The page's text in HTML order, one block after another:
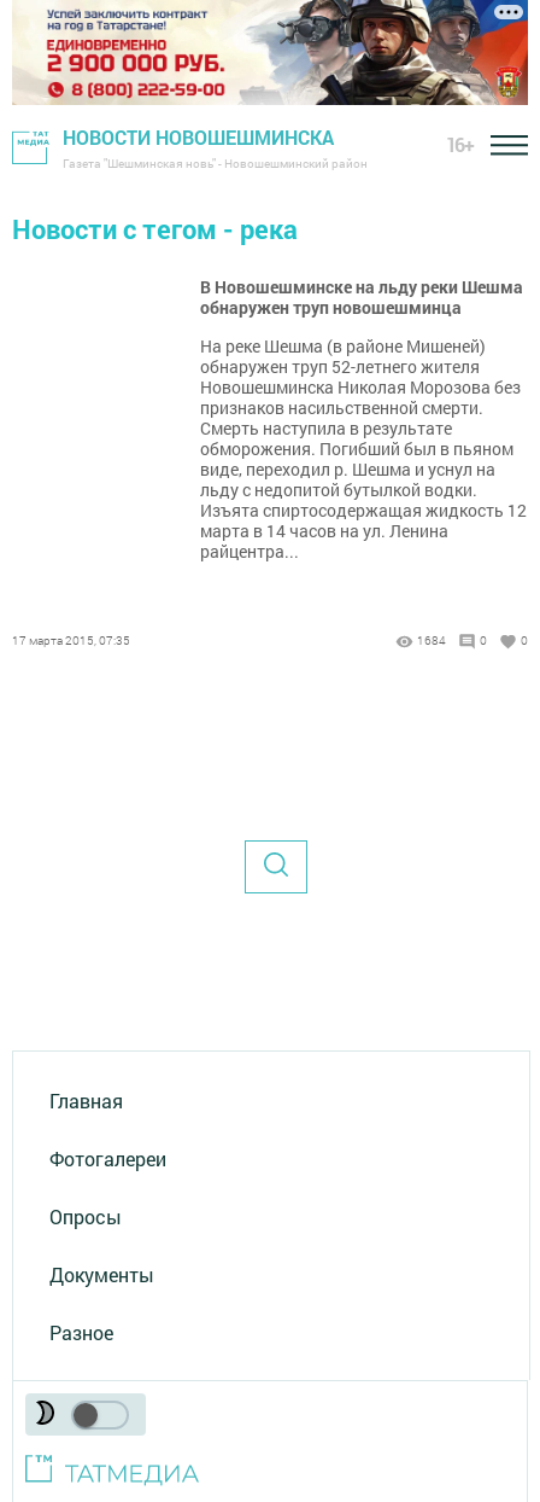
НОВОСТИ НОВОШЕШМИНСКА
Газета "Шешминская новь" - Новошешминский район
16+
Новости с тегом - река
В Новошешминске на льду реки Шешма
обнаружен труп новошешминца
На реке Шешма (в районе Мишеней)
обнаружен труп 52-летнего жителя
Новошешминска Николая Морозова без
признаков насильственной смерти.
Смерть наступила в результате
обморожения. Погибший был в пьяном
виде, переходил р. Шешма и уснул на
льду с недопитой бутылкой водки.
Изъята спиртосодержащая жидкость 12
марта в 14 часов на ул. Ленина
райцентра...
17 марта 2015, 07:35 1684 0 0
Главная
Фотогалереи
Опросы
Документы
Разное